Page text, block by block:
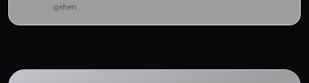
gehen.